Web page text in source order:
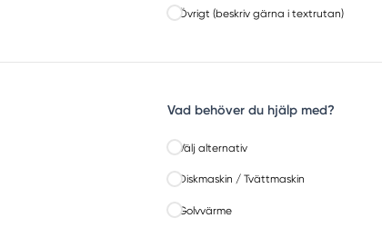
Övrigt (beskriv gärna i textrutan)
Vad behöver du hjälp med?
Välj alternativ
Diskmaskin / Tvättmaskin
Golvvärme